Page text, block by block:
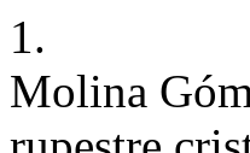
1.
Molina